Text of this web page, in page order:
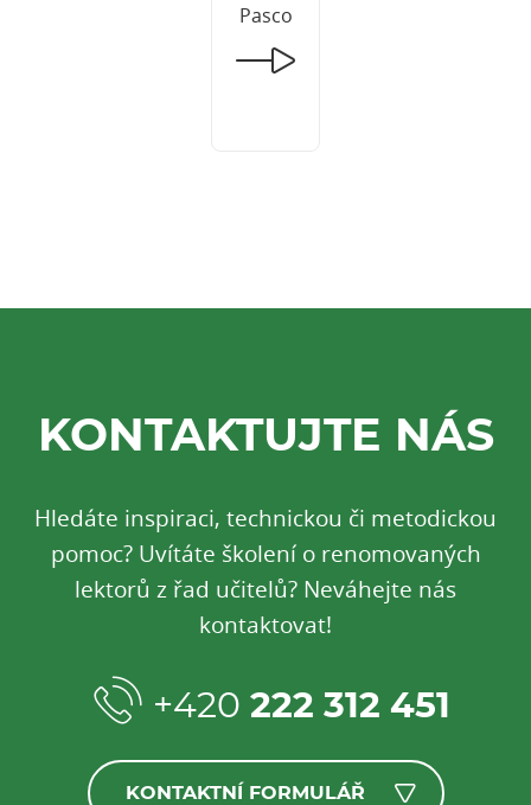
Pasco
KONTAKTUJTE NÁS
Hledáte inspiraci, technickou či metodickou
pomoc? Uvítáte školení o renomovaných
lektorů z řad učitelů? Neváhejte nás
kontaktovat!
+420 222 312 451
KONTAKTNÍ FORMULÁŘ